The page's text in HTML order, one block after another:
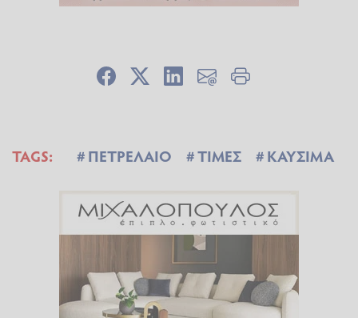
TAGS: ΠΕΤΡΕΛΑΙΟ ΤΙΜΕΣ ΚΑΥΣΙΜΑ